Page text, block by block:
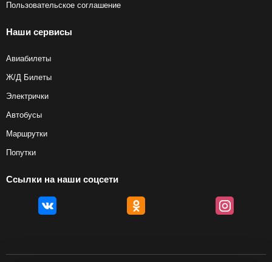
Пользовательское соглашение
Наши сервисы
Авиабилеты
Ж/Д Билеты
Электрички
Автобусы
Маршрутки
Попутки
Ссылки на наши соцсети